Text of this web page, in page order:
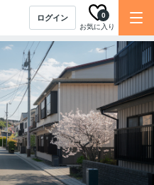
ログイン
お気に入り
0